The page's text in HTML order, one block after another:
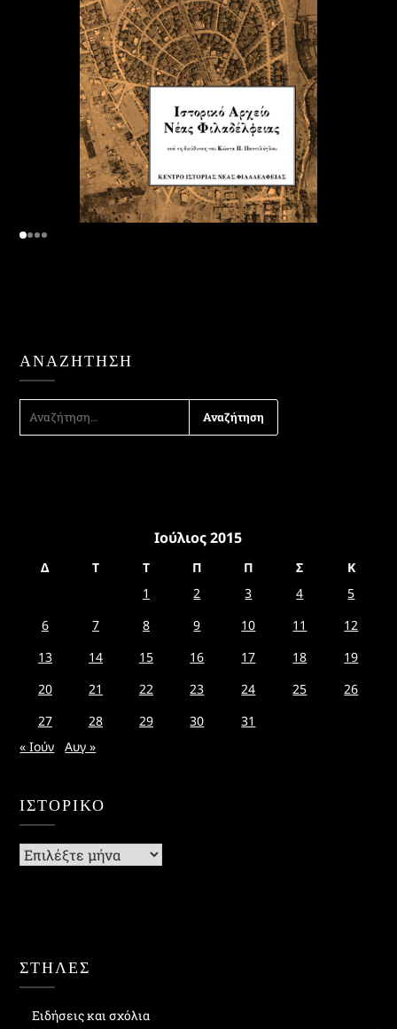
ΑΝΑΖΉΤΗΣΗ
ΑΝΑΖΉΤΗΣΗ
ΓΙΑ:
Ιούλιος 2015
Δ Τ Τ Π Π Σ
Κ
1
2 3 4
5
6
7 8 9 10 11
12
13
14 15 16 17 18
19
20
21 22 23 24 25
26
27
28 29 30
31
« Ιούν
Αυγ »
ΙΣΤΟΡΙΚΌ
Ιστορικό
ΣΤΗΛΕΣ
Ειδήσεις και σχόλια